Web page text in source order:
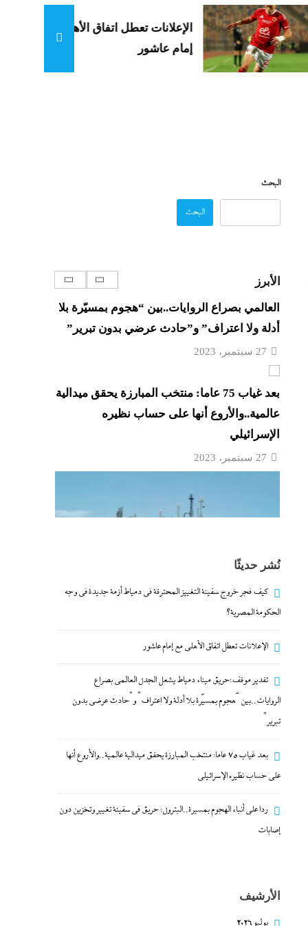
الإعلانات تعطل اتفاق الأهلى مع
إمام عاشور
البحث
البحث
الأبرز
27 سبتمبر، 2023
الإعلانات تعطل اتفاق الأهلى مع إمام عاشور
تقدير موقف:حريق ميناء دمياط يشعل الجدل
العالمي بصراع الروايات..بين “هجوم بمسيّرة بلا
أدلة ولا اعتراف” و”حادث عرضي بدون تبرير”
27 سبتمبر، 2023
بعد غياب 75 عاما: منتخب المبارزة يحقق ميدالية
عالمية..والأروع أنها على حساب نظيره
الإسرائيلي
27 سبتمبر، 2023
دمياط أزمة جديدة في وجه الحكومة المصرية؟
الإعلانات تعطل اتفاق الأهلى مع إمام عاشور
تقدير موقف:حريق ميناء دمياط يشعل الجدل
أدلة ولا اعتراف” و”حادث عرضي بدون تبرير”
عالمية..والأروع أنها على حساب نظيره
نُشر حديثًا
كيف فجر خروج سفينة التغييز المحترقة في دمياط أزمة جديدة في وجه
الحكومة المصرية؟
الإعلانات تعطل اتفاق الأهلى مع إمام عاشور
تقدير موقف:حريق ميناء دمياط يشعل الجدل العالمي بصراع
الروايات..بين “هجوم بمسيّرة بلا أدلة ولا اعتراف” و”حادث عرضي بدون
تبرير”
بعد غياب 75 عاما: منتخب المبارزة يحقق ميدالية عالمية..والأروع أنها
على حساب نظيره الإسرائيلي
ردا على أنباء الهجوم بمسيرة..البترول: حريق في سفينة تغيير وتخزين دون
إصابات
الأرشيف
يوليو 2026